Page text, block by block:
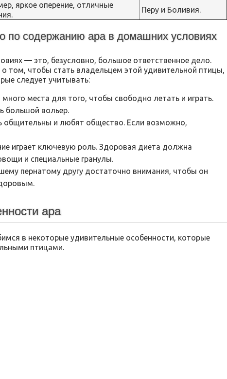
яркое оперение, отличные
Перу и Боливия.
по содержанию ара в домашних условиях
— это, безусловно, большое ответственное дело.
о том, чтобы стать владельцем этой удивительной птицы,
следует учитывать:
места для того, чтобы свободно летать и играть.
большой вольер.
общительны и любят общество. Если возможно,
играет ключевую роль. Здоровая диета должна
и специальные гранулы.
пернатому другу достаточно внимания, чтобы он
ара
в некоторые удивительные особенности, которые
птицами.